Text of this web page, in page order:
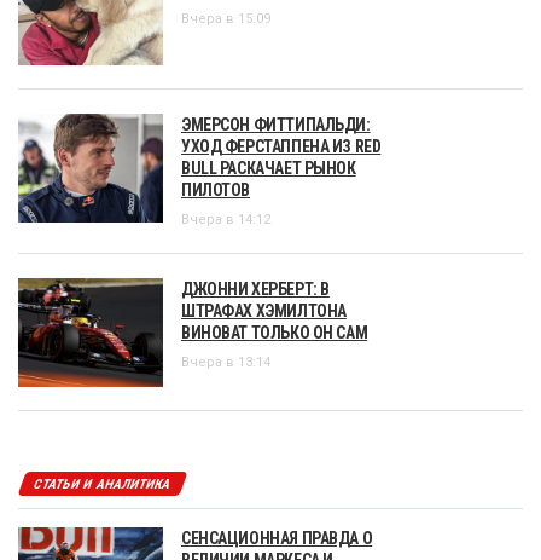
Вчера в 15:09
ЭМЕРСОН ФИТТИПАЛЬДИ:
УХОД ФЕРСТАППЕНА ИЗ RED
BULL РАСКАЧАЕТ РЫНОК
ПИЛОТОВ
Вчера в 14:12
ДЖОННИ ХЕРБЕРТ: В
ШТРАФАХ ХЭМИЛТОНА
ВИНОВАТ ТОЛЬКО ОН САМ
Вчера в 13:14
СТАТЬИ И АНАЛИТИКА
СЕНСАЦИОННАЯ ПРАВДА О